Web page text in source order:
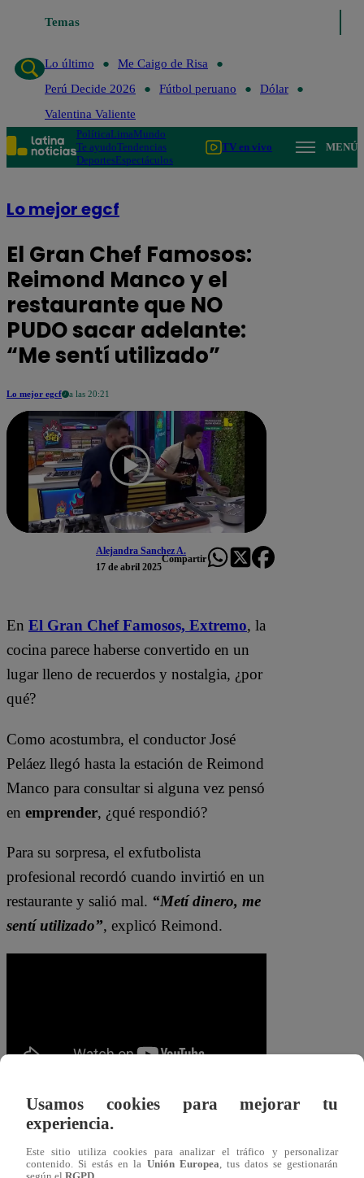
Temas
Lo último
Me Caigo de Risa
Perú Decide 2026
Fútbol peruano
Dólar
Valentina Valiente
PolíticaLimaMundo
Te ayudoTendencias
DeportesEspectáculos
TV en vivo MENÚ
Lo mejor egcf
El Gran Chef Famosos:
Reimond Manco y el
restaurante que NO
PUDO sacar adelante:
“Me sentí utilizado”
Lo mejor egcf a las 20:21
Alejandra Sanchez A.
17 de abril 2025
Compartir
En El Gran Chef Famosos, Extremo, la
cocina parece haberse convertido en un
lugar lleno de recuerdos y nostalgia, ¿por
qué?
Como acostumbra, el conductor José
Peláez llegó hasta la estación de Reimond
Manco para consultar si alguna vez pensó
en emprender, ¿qué respondió?
Para su sorpresa, el exfutbolista
profesional recordó cuando invirtió en un
restaurante y salió mal. “Metí dinero, me
sentí utilizado”, explicó Reimond.
“Llegó un momento en el que dije: “No,
devuélveme miinversión
Hay queinvestigar antes de invertir
Usamos cookies para mejorar tu
experiencia.
Este sitio utiliza cookies para analizar el tráfico y personalizar
contenido. Si estás en la Unión Europea, tus datos se gestionarán